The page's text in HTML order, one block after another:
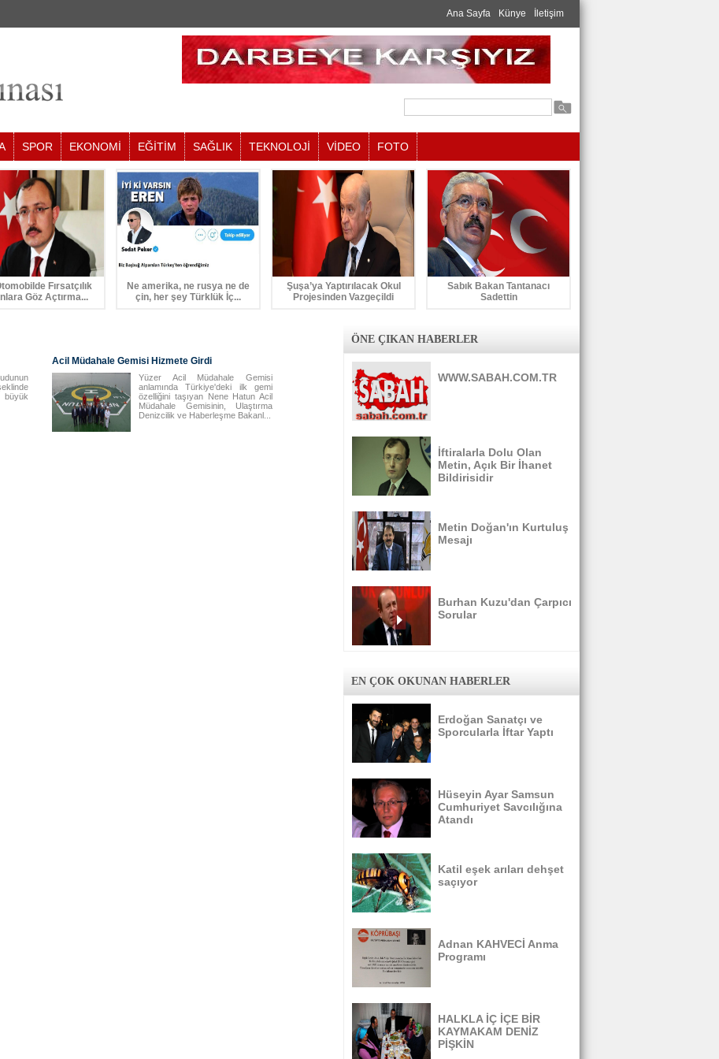
Ana Sayfa Künye İletişim
SPOR EKONOMİ EĞİTİM SAĞLIK TEKNOLOJİ VİDEO FOTO
Fırsatçılık
Göz Açtırma...
Ne amerika, ne rusya ne de
çin, her şey Türklük İç...
Şuşa’ya Yaptırılacak Okul
Projesinden Vazgeçildi
Sabık Bakan Tantanacı
Sadettin
büyük
Acil Müdahale Gemisi Hizmete Girdi
Yüzer Acil Müdahale Gemisi
anlamında Türkiye'deki ilk gemi
özelliğini taşıyan Nene Hatun Acil
Müdahale Gemisinin, Ulaştırma
Denizcilik ve Haberleşme Bakanl...
ÖNE ÇIKAN HABERLER
WWW.SABAH.COM.TR
İftiralarla Dolu Olan
Metin, Açık Bir İhanet
Bildirisidir
Metin Doğan'ın Kurtuluş
Mesajı
Burhan Kuzu'dan Çarpıcı
Sorular
EN ÇOK OKUNAN HABERLER
Erdoğan Sanatçı ve
Sporcularla İftar Yaptı
Hüseyin Ayar Samsun
Cumhuriyet Savcılığına
Atandı
Katil eşek arıları dehşet
saçıyor
Adnan KAHVECİ Anma
Programı
HALKLA İÇ İÇE BİR
KAYMAKAM DENİZ
PİŞKİN